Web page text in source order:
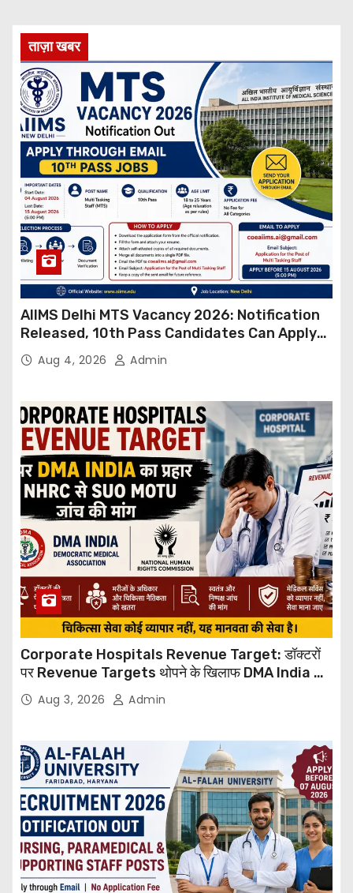
ताज़ा खबर
AIIMS Delhi MTS Vacancy 2026: Notification
Released, 10th Pass Candidates Can Apply
Through Email
Aug 4, 2026 Admin
Corporate Hospitals Revenue Target: डॉक्टरों
पर Revenue Targets थोपने के खिलाफ DMA India का
बड़ा कदम, NHRC से Suo Motu जांच की मांग
Aug 3, 2026 Admin